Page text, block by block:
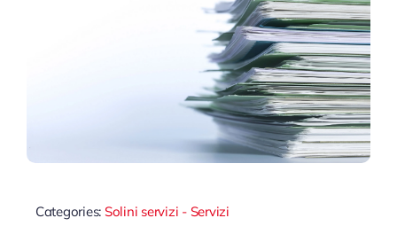
Categories: Solini servizi - Servizi